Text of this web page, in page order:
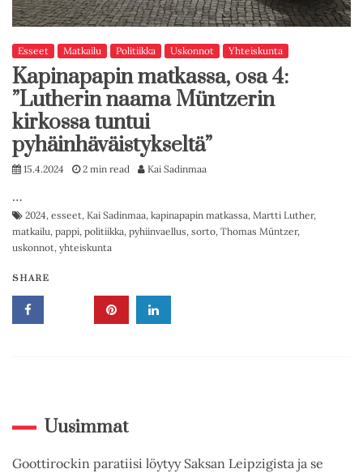
Esseet Matkailu Politiikka Uskonnot Yhteiskunta
Kapinapapin matkassa, osa 4:
”Lutherin naama Müntzerin
kirkossa tuntui
pyhäinhäväistykseltä”
15.4.2024 2 min read Kai Sadinmaa
…
2024, esseet, Kai Sadinmaa, kapinapapin matkassa, Martti Luther,
matkailu, pappi, politiikka, pyhiinvaellus, sorto, Thomas Müntzer,
uskonnot, yhteiskunta
SHARE
Uusimmat
Goottirockin paratiisi löytyy Saksan Leipzigista ja se